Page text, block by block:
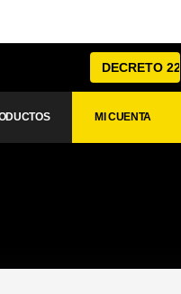
DECRETO 22
MI CUENTA